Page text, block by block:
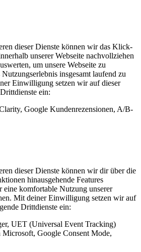
dieser Dienste können wir das Klick-
unserer Webseite nachvollziehen
um unsere Webseite zu
insgesamt laufend zu
Einwilligung setzen wir auf dieser
ein:
Google Kundenrezensionen, A/B-
dieser Dienste können wir dir über die
hinausgehende Features
eine komfortable Nutzung unserer
Mit deiner Einwilligung setzen wir auf
Drittdienste ein:
UET (Universal Event Tracking)
Google Consent Mode,